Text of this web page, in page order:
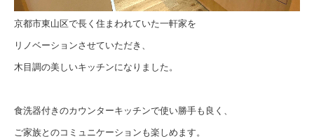
京都市東山区で長く住まわれていた一軒家を
リノベーションさせていただき、
木目調の美しいキッチンになりました。
食洗器付きのカウンターキッチンで使い勝手も良く、
ご家族とのコミュニケーションも楽しめます。